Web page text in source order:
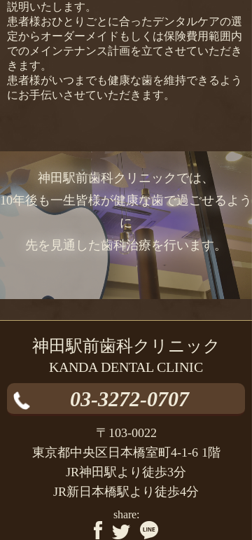
説明いたします。
患者様おひとりごとに合ったデンタルケアの選
定からオーダーメイドもしくは保険費用範囲内
でのメインテナンス計画を立てさせていただき
きます。
患者様がいつまでも健康な歯を維持できるよう
にお手伝いさせていただきます。
神田駅前歯科クリニックでは、
10年後も一生皆様が健康な歯で過ごせるよう
に
先を見通した歯科治療を行います。
神田駅前歯科クリニック
KANDA DENTAL CLINIC
03-3272-0707
〒103-0022
東京都中央区日本橋室町4-1-6 1階
JR神田駅より徒歩3分
JR新日本橋駅より徒歩4分
share: